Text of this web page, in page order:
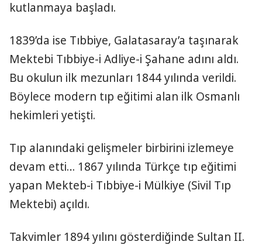
kutlanmaya başladı.
1839’da ise Tıbbiye, Galatasaray’a taşınarak
Mektebi Tıbbiye-i Adliye-i Şahane adını aldı.
Bu okulun ilk mezunları 1844 yılında verildi.
Böylece modern tıp eğitimi alan ilk Osmanlı
hekimleri yetişti.
Tıp alanındaki gelişmeler birbirini izlemeye
devam etti… 1867 yılında Türkçe tıp eğitimi
yapan Mekteb-i Tıbbiye-i Mülkiye (Sivil Tıp
Mektebi) açıldı.
Takvimler 1894 yılını gösterdiğinde Sultan II.